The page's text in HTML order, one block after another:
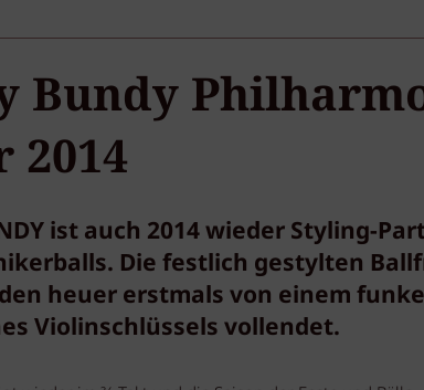
Bundy
2014
ist auch 2014 wieder Styling-
Die festlich gestylten
heuer erstmals von einem
Violinschlüssels vollendet.